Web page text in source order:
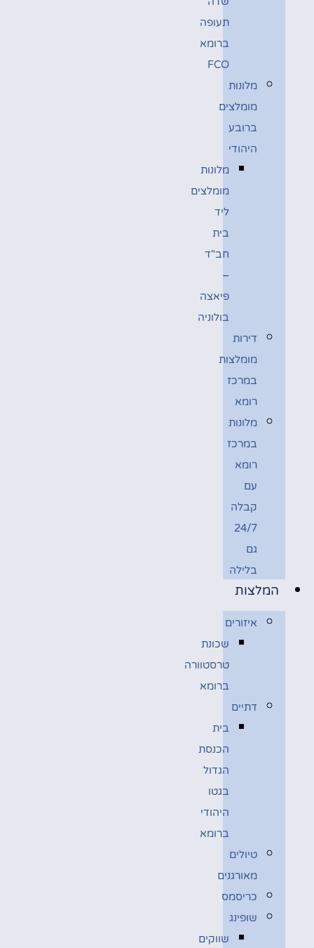
תעופה
ברומא
FCO
מלונות
מומלצים
ברובע
היהודי
מלונות
מומלצים
ליד
בית
חב"ד
–
פיאצה
בולוניה
דירות
מומלצות
במרכז
רומא
מלונות
במרכז
רומא
עם
קבלה
24/7
גם
בלילה
המלצות
איזורים
שכונת
טרסטוורה
ברומא
דתיים
בית
הכנסת
הגדול
בגטו
היהודי
ברומא
טיולים
מאורגנים
כריסמס
שופינג
שווקים